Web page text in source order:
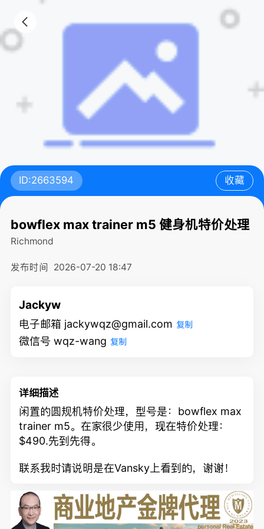
ID:2663594 收藏
bowflex max trainer m5 健身机特价处理
Richmond
发布时间 2026-07-20 18:47
Jackyw
电子邮箱 jackywqz@gmail.com 复制
微信号 wqz-wang 复制
详细描述
闲置的圆规机特价处理，型号是：bowflex max
trainer m5。在家很少使用，现在特价处理：
$490.先到先得。
联系我时请说明是在Vansky上看到的，谢谢！